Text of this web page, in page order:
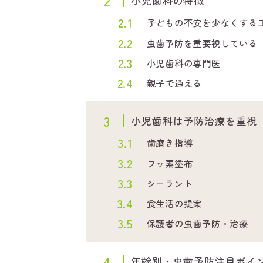
2.1 子どもの不安を少なくする
2.2 虫歯予防を重要視している
2.3 小児歯科の専門医
2.4 親子で通える
3 小児歯科は予防治療を重視
3.1 歯磨き指導
3.2 フッ素塗布
3.3 シーラント
3.4 食生活の提案
3.5 保護者の虫歯予防・治療